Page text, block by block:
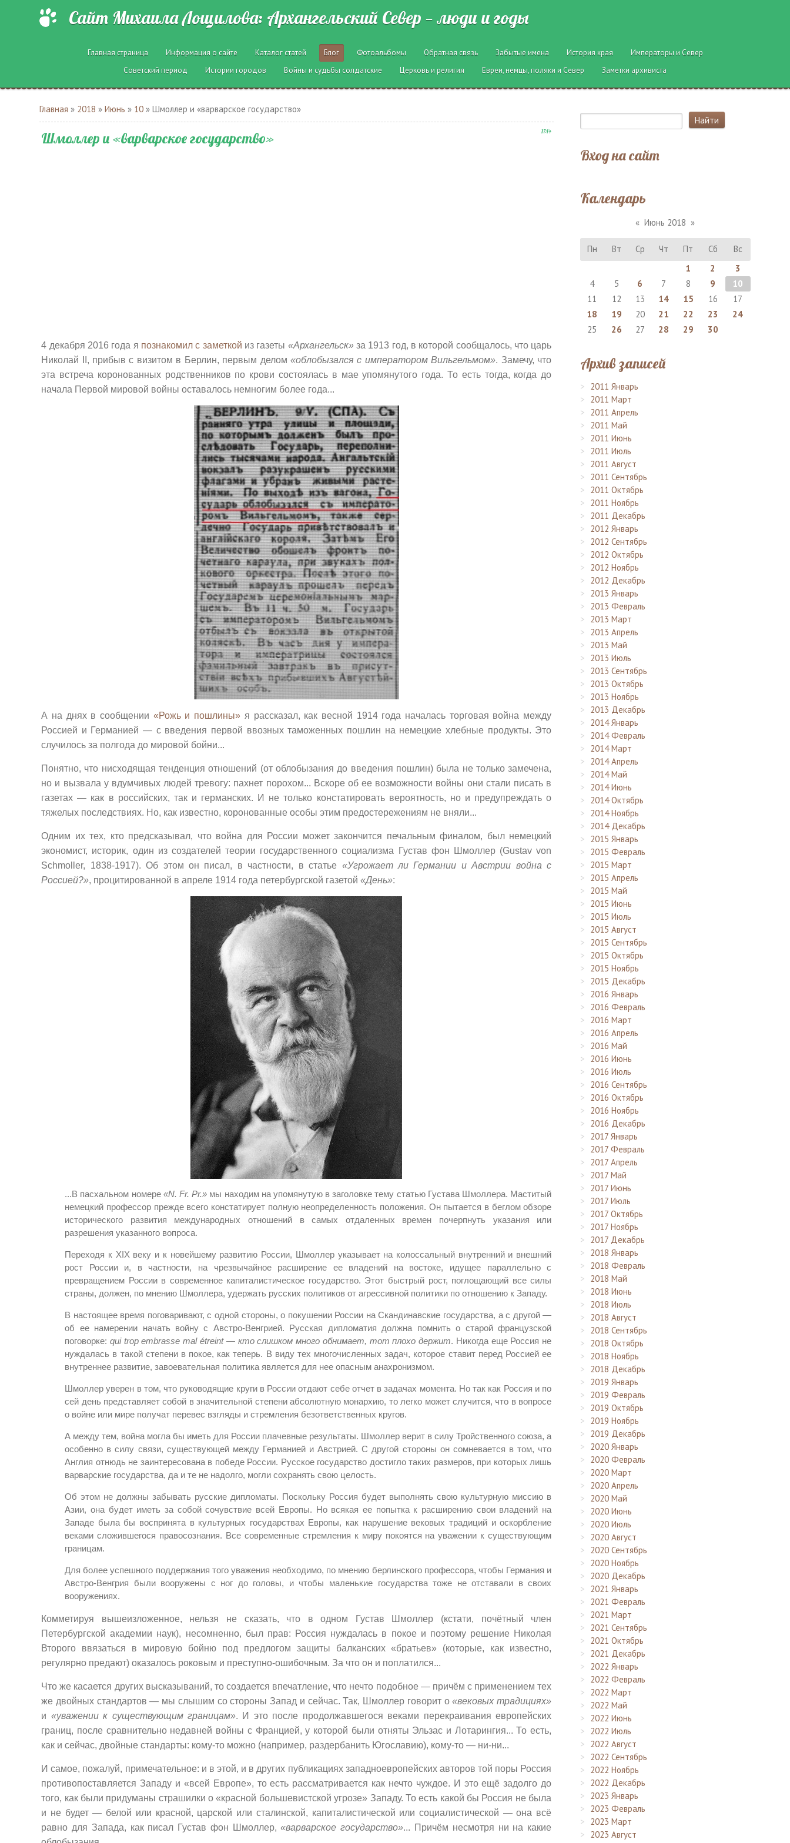
Сайт Михаила Лощилова: Архангельский Север — люди и годы
Главная страница Информация о сайте Каталог статей Блог Фотоальбомы Обратная связь Забытые имена История края
Императоры и Север
Советский период
Истории городов Войны и судьбы солдатские Церковь и религия Евреи, немцы, поляки и Север Заметки архивиста
Главная » 2018 » Июнь » 10 » Шмоллер и «варварское государство»
17:14
Шмоллер и «варварское государство»
4 декабря 2016 года я познакомил с заметкой из газеты «Архангельск»за 1913 год, в которой сообщалось, что царь
Николай II, прибыв с визитом в Берлин, первым делом«облобызался с императором Вильгельмом». Замечу, что
эта встреча коронованных родственников по крови состоялась в мае упомянутого года. То есть тогда, когда до
начала Первой мировой войны оставалось немногим более года...
А на днях в сообщении «Рожь и пошлины» я рассказал, как весной 1914 года началась торговая война между
Россией и Германией — с введения первой ввозных таможенных пошлин на немецкие хлебные продукты. Это
случилось за полгода до мировой бойни...
Понятно, что нисходящая тенденция отношений (от облобызания до введения пошлин) была не только замечена,
но и вызвала у вдумчивых людей тревогу: пахнет порохом... Вскоре об ее возможности войны они стали писать в
газетах — как в российских, так и германских. И не только констатировать вероятность, но и предупреждать о
тяжелых последствиях. Но, как известно, коронованные особы этим предостережениям не вняли...
Одним их тех, кто предсказывал, что война для России может закончится печальным финалом, был немецкий
экономист, историк, один из создателей теории государственного социализма Густав фон Шмоллер (Gustav von
Schmoller, 1838-1917). Об этом он писал, в частности, в статье «Угрожает ли Германии и Австрии война с
Россией?», процитированной в апреле 1914 года петербургской газетой«День»:
...В пасхальном номере «N. Fr. Pr.» мы находим на упомянутую в заголовке тему статью Густава Шмоллера. Маститый
немецкий профессор прежде всего констатирует полную неопределенность положения. Он пытается в беглом обзоре
исторического развития международных отношений в самых отдаленных времен почерпнуть указания или
разрешения указанного вопроса.
Переходя к XIX веку и к новейшему развитию России, Шмоллер указывает на колоссальный внутренний и внешний
рост России и, в частности, на чрезвычайное расширение ее владений на востоке, идущее параллельно с
превращением России в современное капиталистическое государство. Этот быстрый рост, поглощающий все силы
страны, должен, по мнению Шмоллера, удержать русских политиков от агрессивной политики по отношению к Западу.
В настоящее время поговаривают, с одной стороны, о покушении России на Скандинавские государства, а с другой —
об ее намерении начать войну с Австро-Венгрией. Русская дипломатия должна помнить о старой французской
поговорке: qui trop embrasse mal étreint— кто слишком много обнимает, тот плохо держит. Никогда еще Россия не
нуждалась в такой степени в покое, как теперь. В виду тех многочисленных задач, которое ставит перед Россией ее
внутреннее развитие, завоевательная политика является для нее опасным анахронизмом.
Шмоллер уверен в том, что руководящие круги в России отдают себе отчет в задачах момента. Но так как Россия и по
сей день представляет собой в значительной степени абсолютную монархию, то легко может случится, что в вопросе
о войне или мире получат перевес взгляды и стремления безответственных кругов.
А между тем, война могла бы иметь для России плачевные результаты. Шмоллер верит в силу Тройственного союза, а
особенно в силу связи, существующей между Германией и Австрией. С другой стороны он сомневается в том, что
Англия отнюдь не заинтересована в победе России. Русское государство достигло таких размеров, при которых лишь
варварские государства, да и те не надолго, могли сохранять свою целость.
Об этом не должны забывать русские дипломаты. Поскольку Россия будет выполнять свою культурную миссию в
Азии, она будет иметь за собой сочувствие всей Европы. Но всякая ее попытка к расширению свои владений на
Западе была бы воспринята в культурных государствах Европы, как нарушение вековых традиций и оскорбление
веками сложившегося правосознания. Все современные стремления к миру покоятся на уважении к существующим
границам.
Для более успешного поддержания того уважения необходимо, по мнению берлинского профессора, чтобы Германия и
Австро-Венгрия были вооружены с ног до головы, и чтобы маленькие государства тоже не отставали в своих
вооружениях.
Комметируя вышеизложенное, нельзя не сказать, что в одном Густав Шмоллер (кстати, почётный член
Петербургской академии наук), несомненно, был прав: Россия нуждалась в покое и поэтому решение Николая
Второго ввязаться в мировую бойню под предлогом защиты балканских «братьев» (которые, как известно,
регулярно предают) оказалось роковым и преступно-ошибочным. За что он и поплатился...
Что же касается других высказываний, то создается впечатление, что нечто подобное — причём с применением тех
же двойных стандартов — мы слышим со стороны Запад и сейчас. Так, Шмоллер говорит о«вековых традициях»
и «уважении к существующим границам». И это после продолжавшегося веками перекраивания европейских
границ, после сравнительно недавней войны с Францией, у которой были отняты Эльзас и Лотарингия... То есть,
как и сейчас, двойные стандарты: кому-то можно (например, раздербанить Югославию), кому-то — ни-ни...
И самое, пожалуй, примечательное: и в этой, и в других публикациях западноевропейских авторов той поры Россия
противопоставляется Западу и «всей Европе», то есть рассматривается как нечто чуждое. И это ещё задолго до
того, как были придуманы страшилки о «красной большевистской угрозе» Западу. То есть какой бы Россия не была
и не будет — белой или красной, царской или сталинской, капиталистической или социалистической — она всё
равно для Запада, как писал Густав фон Шмоллер,«варварское государство»... Причём несмотря ни на какие
Вход на сайт
Календарь
« Июнь 2018 »
Пн Вт Ср Чт Пт Сб
Вс
1
2
3
4
5 6 7 8 9
10
11
12 13 14 15 16
17
18
19 20 21 22 23
24
25
26 27 28 29 30
Архив записей
2011 Январь
2011 Март
2011 Апрель
2011 Май
2011 Июнь
2011 Июль
2011 Август
2011 Сентябрь
2011 Октябрь
2011 Ноябрь
2011 Декабрь
2012 Январь
2012 Сентябрь
2012 Октябрь
2012 Ноябрь
2012 Декабрь
2013 Январь
2013 Февраль
2013 Март
2013 Апрель
2013 Май
2013 Июль
2013 Сентябрь
2013 Октябрь
2013 Ноябрь
2013 Декабрь
2014 Январь
2014 Февраль
2014 Март
2014 Апрель
2014 Май
2014 Июнь
2014 Октябрь
2014 Ноябрь
2014 Декабрь
2015 Январь
2015 Февраль
2015 Март
2015 Апрель
2015 Май
2015 Июнь
2015 Июль
2015 Август
2015 Сентябрь
2015 Октябрь
2015 Ноябрь
2015 Декабрь
2016 Январь
2016 Февраль
2016 Март
2016 Апрель
2016 Май
2016 Июнь
2016 Июль
2016 Сентябрь
2016 Октябрь
2016 Ноябрь
2016 Декабрь
2017 Январь
2017 Февраль
2017 Апрель
2017 Май
2017 Июнь
2017 Июль
2017 Октябрь
2017 Ноябрь
2017 Декабрь
2018 Январь
2018 Февраль
2018 Май
2018 Июнь
2018 Июль
2018 Август
2018 Сентябрь
2018 Октябрь
2018 Ноябрь
2018 Декабрь
2019 Январь
2019 Февраль
2019 Октябрь
2019 Ноябрь
2019 Декабрь
2020 Январь
2020 Февраль
2020 Март
2020 Апрель
2020 Май
2020 Июнь
2020 Июль
2020 Август
2020 Сентябрь
2020 Ноябрь
2020 Декабрь
2021 Январь
2021 Февраль
2021 Март
2021 Сентябрь
2021 Октябрь
2021 Декабрь
2022 Январь
2022 Февраль
2022 Март
2022 Май
2022 Июнь
2022 Июль
2022 Август
2022 Сентябрь
2022 Ноябрь
2022 Декабрь
2023 Январь
2023 Февраль
2023 Март
2023 Август